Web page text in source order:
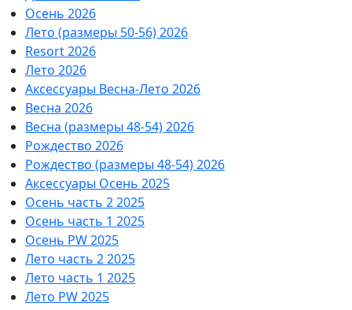
Осень 2026
Лето (размеры 50-56) 2026
Resort 2026
Лето 2026
Аксессуары Весна-Лето 2026
Весна 2026
Весна (размеры 48-54) 2026
Рождество 2026
Рождество (размеры 48-54) 2026
Аксессуары Осень 2025
Осень часть 2 2025
Осень часть 1 2025
Осень PW 2025
Лето часть 2 2025
Лето часть 1 2025
Лето PW 2025